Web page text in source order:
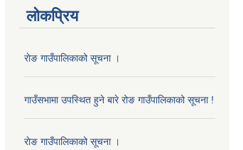
लोकप्रिय
राेङ गाउँपालिकाको सूचना ।
गाउँसभामा उपस्थित हुने बारे रोङ गाउँपालिकाको सूचना !
राेङ गाउँपालिकाको सूचना ।